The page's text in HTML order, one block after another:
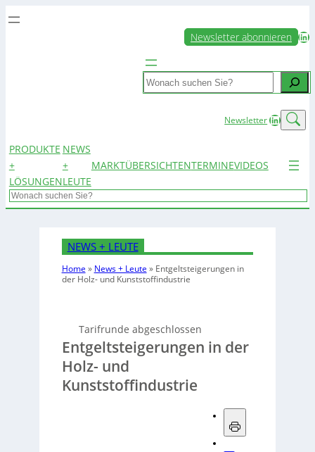
Newsletter abonnieren LinkedIn
Search
NewsletterLinkedIn
PRODUKTE
+
LÖSUNGEN
NEWS
+
LEUTE
MARKTÜBERSICHTENTERMINEVIDEOS
Search
NEWS + LEUTE
Home » News + Leute » Entgeltsteigerungen in
der Holz- und Kunststoffindustrie
Tarifrunde abgeschlossen
Entgeltsteigerungen in der
Holz- und
Kunststoffindustrie